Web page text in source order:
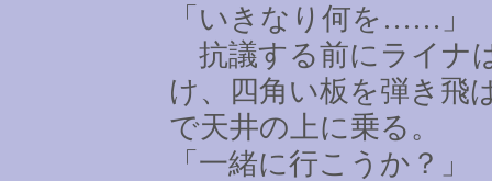
「いきなり何を …… 」
抗議する前にライナ
け、四角い板を弾き飛
で天井の上に乗る。
「一緒に行こうか？」